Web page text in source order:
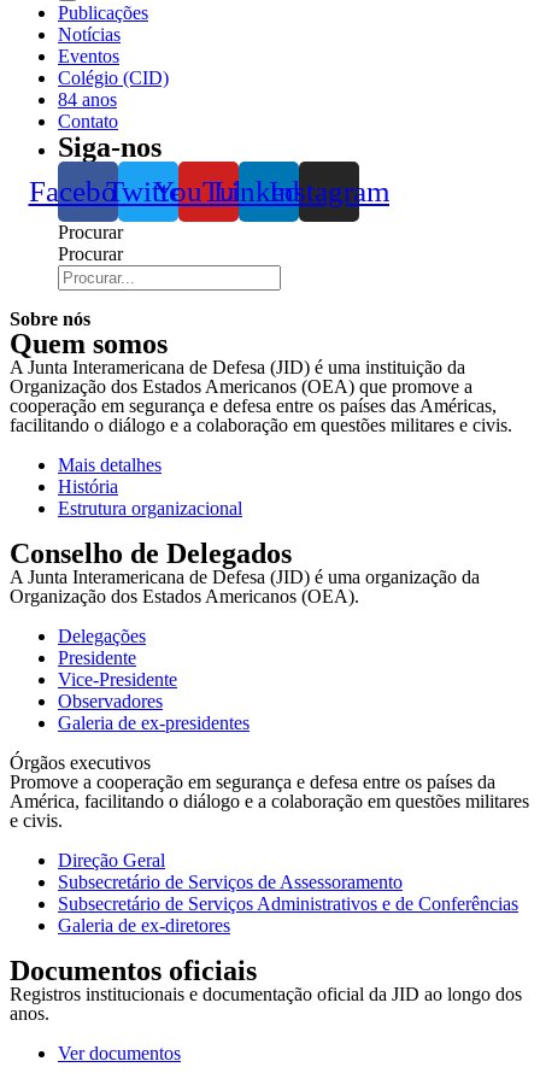
Publicações
Notícias
Eventos
Colégio (CID)
84 anos
Contato
Siga-nos
FacebookTwitterYouTubeLinkedinInstagram
Procurar
Procurar
Sobre nós
Quem somos
A Junta Interamericana de Defesa (JID) é uma instituição da
Organização dos Estados Americanos (OEA) que promove a
cooperação em segurança e defesa entre os países das Américas,
facilitando o diálogo e a colaboração em questões militares e civis.
Mais detalhes
História
Estrutura organizacional
Conselho de Delegados
A Junta Interamericana de Defesa (JID) é uma organização da
Organização dos Estados Americanos (OEA).
Delegações
Presidente
Vice-Presidente
Observadores
Galeria de ex-presidentes
Órgãos executivos
Promove a cooperação em segurança e defesa entre os países da
América, facilitando o diálogo e a colaboração em questões militares
e civis.
Direção Geral
Subsecretário de Serviços de Assessoramento
Subsecretário de Serviços Administrativos e de Conferências
Galeria de ex-diretores
Documentos oficiais
Registros institucionais e documentação oficial da JID ao longo dos
anos.
Ver documentos